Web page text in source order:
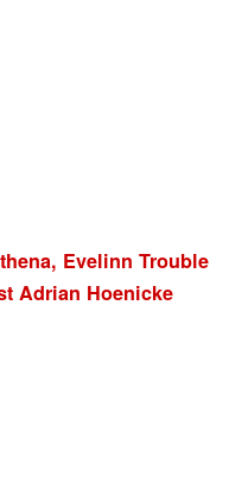
Evelinn Trouble
Adrian Hoenicke